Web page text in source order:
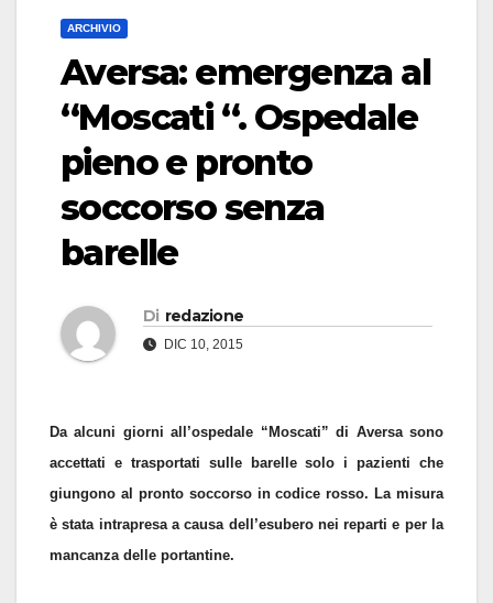
ARCHIVIO
Aversa: emergenza al
“Moscati “. Ospedale
pieno e pronto
soccorso senza
barelle
Di redazione
DIC 10, 2015
Da alcuni giorni all’ospedale “Moscati” di Aversa sono
accettati e trasportati sulle barelle solo i pazienti che
giungono al pronto soccorso in codice rosso. La misura
è stata intrapresa a causa dell’esubero nei reparti e per la
mancanza delle portantine.